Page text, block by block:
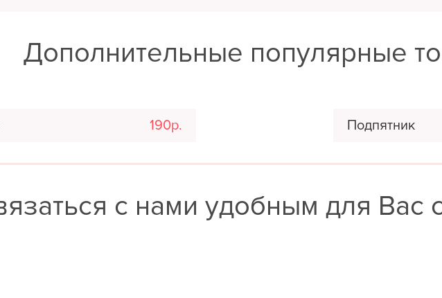
Дополнительные популярные
190р. Подпятник
с нами удобным для Вас